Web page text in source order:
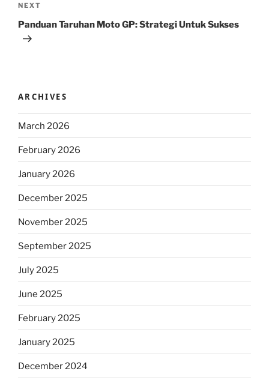
Next
Post
NEXT
Panduan Taruhan Moto GP: Strategi Untuk Sukses
ARCHIVES
March 2026
February 2026
January 2026
December 2025
November 2025
September 2025
July 2025
June 2025
February 2025
January 2025
December 2024